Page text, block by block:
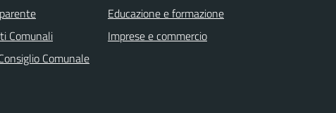
Comunali
Comunale
Educazione e formazione
Imprese e commercio